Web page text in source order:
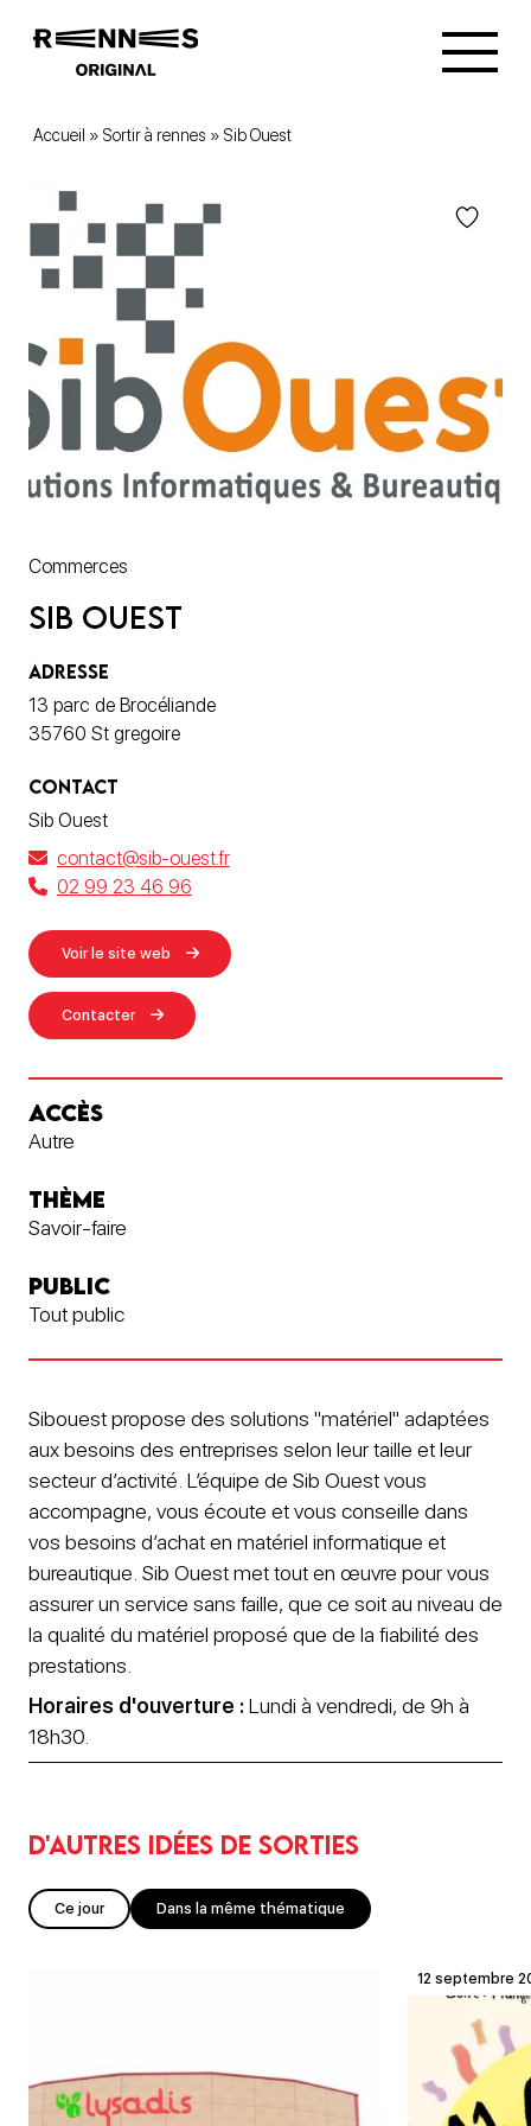
Accueil » Sortir à rennes » Sib Ouest
Commerces
Sib Ouest
ADRESSE
13 parc de Brocéliande
35760 St gregoire
CONTACT
Sib Ouest
contact@sib-ouest.fr
02 99 23 46 96
Voir le site web
Contacter
ACCÈS
Autre
THÈME
Savoir-faire
PUBLIC
Tout public
Sibouest propose des solutions "matériel" adaptées
aux besoins des entreprises selon leur taille et leur
secteur d’activité. L’équipe de Sib Ouest vous
accompagne, vous écoute et vous conseille dans
vos besoins d’achat en matériel informatique et
bureautique. Sib Ouest met tout en œuvre pour vous
assurer un service sans faille, que ce soit au niveau de
la qualité du matériel proposé que de la fiabilité des
prestations.
Horaires d'ouverture :Lundi à vendredi, de 9h à
18h30.
D'autres idées de sorties
Ce jour Dans la même thématique
12 septembre